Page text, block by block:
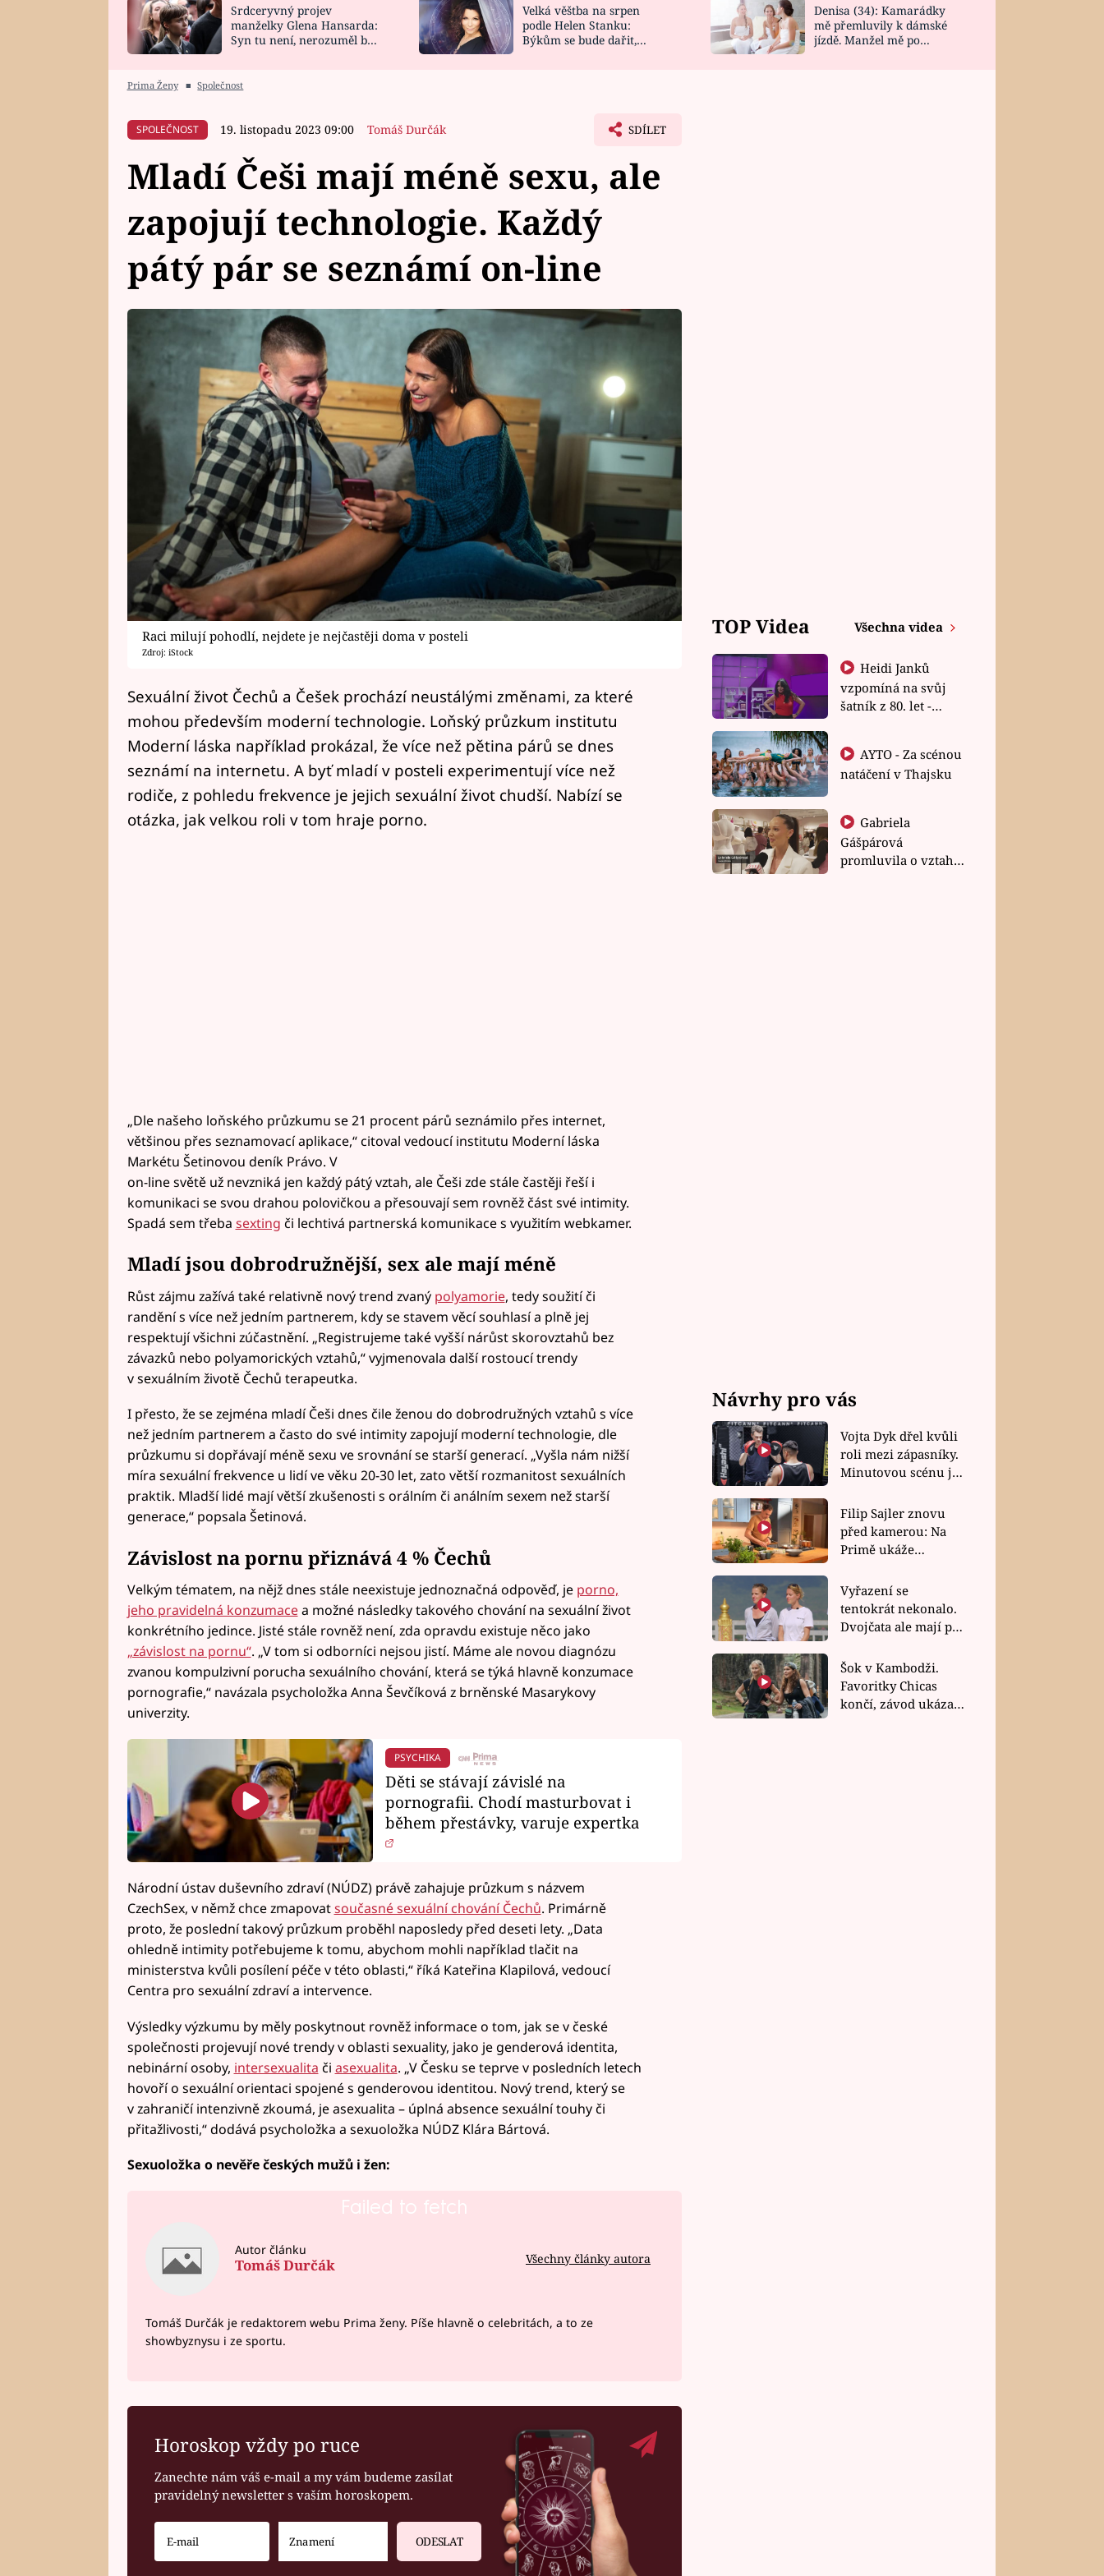
HOROSKOP NA
CELEBRITY
VAŘENÍ
NOVINKY
VIDEORECEPTY
DESIGN
Srdceryvný projev
manželky Glena Hansarda:
Syn tu není, nerozuměl by
Velká věštba na srpen
podle Helen Stanku:
Býkům se bude dařit,
Denisa (34): Kamarádky
mě přemluvily k dámské
jízdě. Manžel mě po
Prima Ženy ■ Společnost
SPOLEČNOST 19. listopadu 2023 09:00 Tomáš Durčák SDÍLET
Mladí Češi mají méně sexu, ale
zapojují technologie. Každý
pátý pár se seznámí on-line
Raci milují pohodlí, nejdete je nejčastěji doma v posteli
Zdroj: iStock
Sexuální život Čechů a Češek prochází neustálými změnami, za které
mohou především moderní technologie. Loňský průzkum institutu
Moderní láska například prokázal, že více než pětina párů se dnes
seznámí na internetu. A byť mladí v posteli experimentují více než
rodiče, z pohledu frekvence je jejich sexuální život chudší. Nabízí se
otázka, jak velkou roli v tom hraje porno.
„Dle našeho loňského průzkumu se 21 procent párů seznámilo přes internet,
většinou přes seznamovací aplikace,“ citoval vedoucí institutu Moderní láska
Markétu Šetinovou deník Právo. V
on-line světě už nevzniká jen každý pátý vztah, ale Češi zde stále častěji řeší i
komunikaci se svou drahou polovičkou a přesouvají sem rovněž část své intimity.
Spadá sem třeba sexting či lechtivá partnerská komunikace s využitím webkamer.
Mladí jsou dobrodružnější, sex ale mají méně
Růst zájmu zažívá také relativně nový trend zvaný polyamorie, tedy soužití či
randění s více než jedním partnerem, kdy se stavem věcí souhlasí a plně jej
respektují všichni zúčastnění. „Registrujeme také vyšší nárůst skorovztahů bez
závazků nebo polyamorických vztahů,“ vyjmenovala další rostoucí trendy
v sexuálním životě Čechů terapeutka.
I přesto, že se zejména mladí Češi dnes čile ženou do dobrodružných vztahů s více
než jedním partnerem a často do své intimity zapojují moderní technologie, dle
průzkumu si dopřávají méně sexu ve srovnání se starší generací. „Vyšla nám nižší
míra sexuální frekvence u lidí ve věku 20-30 let, zato větší rozmanitost sexuálních
praktik. Mladší lidé mají větší zkušenosti s orálním či análním sexem než starší
generace,“ popsala Šetinová.
Závislost na pornu přiznává 4 % Čechů
Velkým tématem, na nějž dnes stále neexistuje jednoznačná odpověď, je porno,
jeho pravidelná konzumacea možné následky takového chování na sexuální život
konkrétního jedince. Jisté stále rovněž není, zda opravdu existuje něco jako
„závislost na pornu“. „V tom si odborníci nejsou jistí. Máme ale novou diagnózu
zvanou kompulzivní porucha sexuálního chování, která se týká hlavně konzumace
pornografie,“ navázala psycholožka Anna Ševčíková z brněnské Masarykovy
univerzity.
PSYCHIKA
Děti se stávají závislé na
pornografii. Chodí masturbovat i
během přestávky, varuje expertka
Národní ústav duševního zdraví (NÚDZ) právě zahajuje průzkum s názvem
CzechSex, v němž chce zmapovatsoučasné sexuální chování Čechů. Primárně
proto, že poslední takový průzkum proběhl naposledy před deseti lety. „Data
ohledně intimity potřebujeme k tomu, abychom mohli například tlačit na
ministerstva kvůli posílení péče v této oblasti,“ říká Kateřina Klapilová, vedoucí
Centra pro sexuální zdraví a intervence.
Výsledky výzkumu by měly poskytnout rovněž informace o tom, jak se v české
společnosti projevují nové trendy v oblasti sexuality, jako je genderová identita,
nebinární osoby, intersexualita či asexualita. „V Česku se teprve v posledních letech
hovoří o sexuální orientaci spojené s genderovou identitou. Nový trend, který se
v zahraničí intenzivně zkoumá, je asexualita – úplná absence sexuální touhy či
přitažlivosti,“ dodává psycholožka a sexuoložka NÚDZ Klára Bártová.
Sexuoložka o nevěře českých mužů i žen:
Failed to fetch
Autor článku
Tomáš Durčák Všechny články autora
Tomáš Durčák je redaktorem webu Prima ženy. Píše hlavně o celebritách, a to ze
showbyznysu i ze sportu.
Horoskop vždy po ruce
Zanechte nám váš e-mail a my vám budeme zasílat
pravidelný newsletter s vaším horoskopem.
ODESLAT
TOP Videa Všechna videa
Heidi Janků
vzpomíná na svůj
šatník z 80. let -
natáčení v Thajsku
Gabriela
Gášpárová
promluvila o vztahu
Návrhy pro vás
Vojta Dyk dřel kvůli
roli mezi zápasníky.
Minutovou scénu jel
Filip Sajler znovu
před kamerou: Na
Primě ukáže
rychlé recepty
Vyřazení se
tentokrát nekonalo.
Dvojčata ale mají po
závodu nůž na krku
Šok v Kambodži.
Favoritky Chicas
končí, závod ukázal